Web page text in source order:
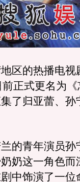
的热播电视
正式更名为
了归亚蕾、孙
青年演员孙
奶这一角色而
中饰演了一位